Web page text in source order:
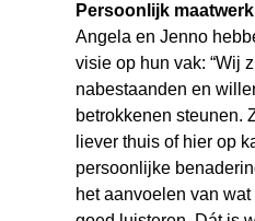
Persoonlijk maatwerk
Angela en Jenno
visie op hun vak: “Wij
nabestaanden en
betrokkenen steunen.
liever thuis of hier op
persoonlijke
het aanvoelen van